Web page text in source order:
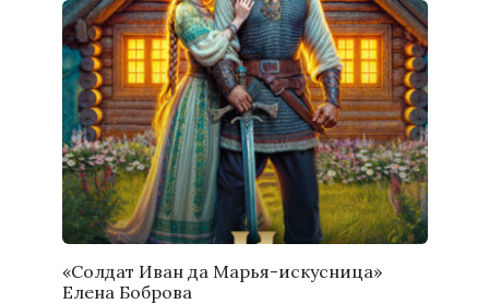
«Солдат Иван да Марья-искусница»
Елена Боброва